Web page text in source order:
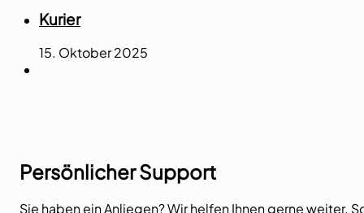
Kurier
15. Oktober 2025
Persönlicher Support
Sie haben ein Anliegen? Wir helfen Ihnen gerne weiter.